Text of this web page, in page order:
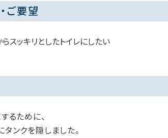
ご要望
スッキリとしたトイレにしたい
るために、
ンクを隠しました。